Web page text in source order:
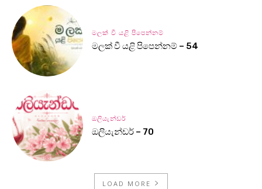
මලක් වී යළි පිපෙන්නම්
මලක් වී යළි පිපෙන්නම් – 54
ඔලියැන්ඩර්
ඔලියැන්ඩර් – 70
LOAD MORE